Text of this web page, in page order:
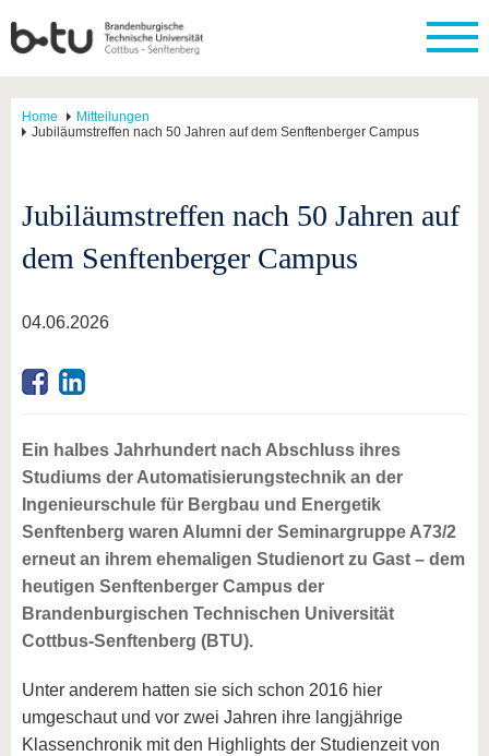
Home
Mitteilungen
Jubiläumstreffen nach 50 Jahren auf dem Senftenberger Campus
Jubiläumstreffen nach 50 Jahren auf
dem Senftenberger Campus
04.06.2026
Ein halbes Jahrhundert nach Abschluss ihres
Studiums der Automatisierungstechnik an der
Ingenieurschule für Bergbau und Energetik
Senftenberg waren Alumni der Seminargruppe A73/2
erneut an ihrem ehemaligen Studienort zu Gast – dem
heutigen Senftenberger Campus der
Brandenburgischen Technischen Universität
Cottbus-Senftenberg (BTU).
Unter anderem hatten sie sich schon 2016 hier
umgeschaut und vor zwei Jahren ihre langjährige
Klassenchronik mit den Highlights der Studienzeit von